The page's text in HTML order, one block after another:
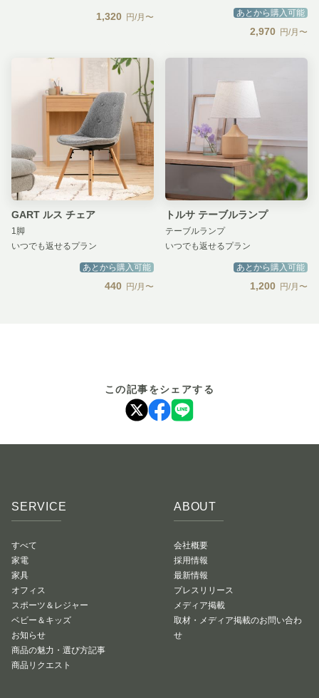
1,320 円/月〜 あとから購入可能
2,970 円/月〜
GART ルス チェア
1脚
いつでも返せるプラン
あとから購入可能
440 円/月〜
トルサ テーブルランプ
テーブルランプ
いつでも返せるプラン
あとから購入可能
1,200 円/月〜
この記事をシェアする
SERVICE
すべて
家電
家具
オフィス
スポーツ＆レジャー
ベビー＆キッズ
お知らせ
商品の魅力・選び方記事
商品リクエスト
ABOUT
会社概要
採用情報
最新情報
プレスリリース
メディア掲載
取材・メディア掲載のお問い合わ
せ